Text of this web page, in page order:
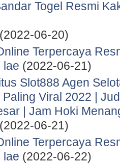
Togel Resmi
(2022-06-20)
Terpercaya
lae (2022-06-21)
Slot888 Agen
Viral 2022 |
| Jam Hoki
(2022-06-21)
Terpercaya
lae (2022-06-22)